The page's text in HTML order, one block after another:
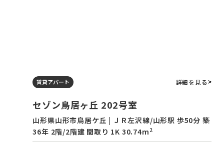
賃貸アパート 詳細を見る
セゾン鳥居ヶ丘 202号室
山形県山形市鳥居ケ丘 | ＪＲ左沢線/山形駅 歩50分 築
36年 2階/2階建 間取り 1K 30.74m 2